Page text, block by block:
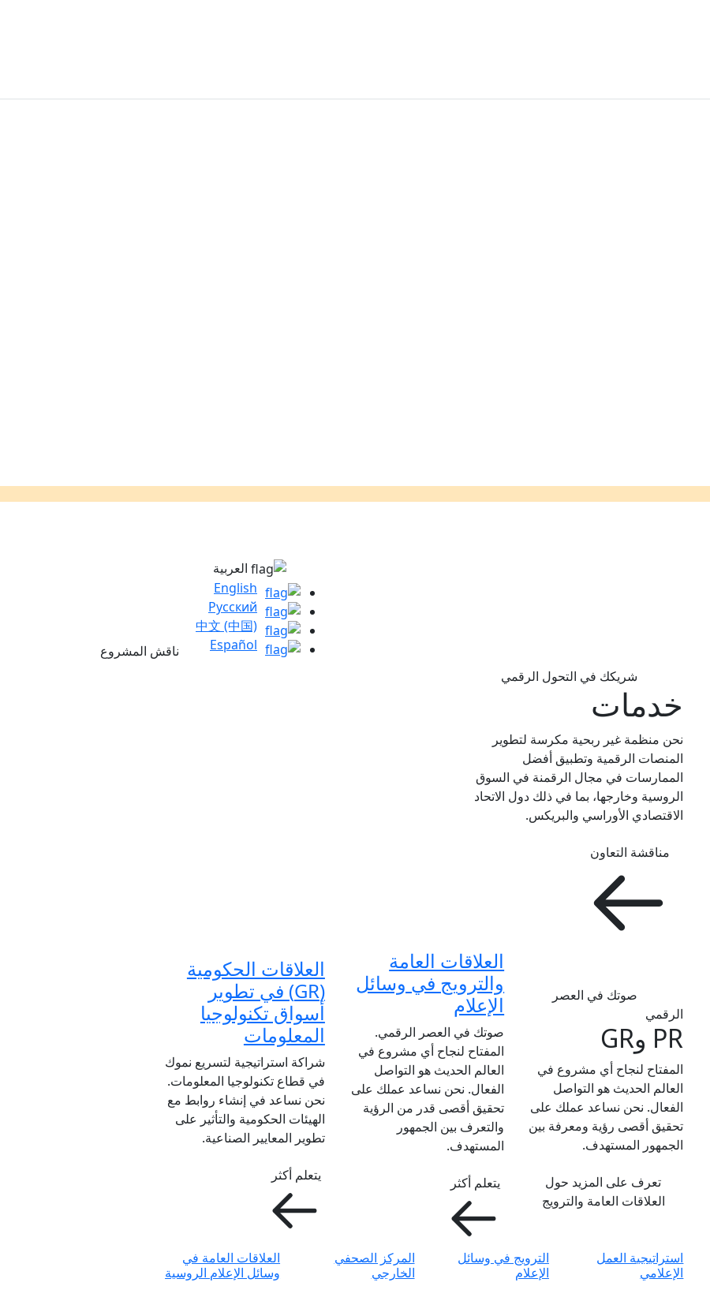
العربية
English
Русский
中文 (中国)
Español
ناقش المشروع
شريكك في التحول الرقمي
خدمات
نحن منظمة غير ربحية مكرسة لتطوير
المنصات الرقمية وتطبيق أفضل
الممارسات في مجال الرقمنة في السوق
الروسية وخارجها، بما في ذلك دول الاتحاد
الاقتصادي الأوراسي والبريكس.
مناقشة التعاون
صوتك في العصر
الرقمي
PR وGR
المفتاح لنجاح أي مشروع في
العالم الحديث هو التواصل
الفعال. نحن نساعد عملك على
تحقيق أقصى رؤية ومعرفة بين
الجمهور المستهدف.
تعرف على المزيد حول
العلاقات العامة والترويج
العلاقات العامة
والترويج في وسائل
الإعلام
صوتك في العصر الرقمي.
المفتاح لنجاح أي مشروع في
العالم الحديث هو التواصل
الفعال. نحن نساعد عملك على
تحقيق أقصى قدر من الرؤية
والتعرف بين الجمهور
المستهدف.
يتعلم أكثر
العلاقات الحكومية
(GR) في تطوير
أسواق تكنولوجيا
المعلومات
شراكة استراتيجية لتسريع نموك
في قطاع تكنولوجيا المعلومات.
نحن نساعد في إنشاء روابط مع
الهيئات الحكومية والتأثير على
تطوير المعايير الصناعية.
يتعلم أكثر
استراتيجية العمل
الإعلامي
الترويج في وسائل
الإعلام
المركز الصحفي
الخارجي
العلاقات العامة في
وسائل الإعلام الروسية